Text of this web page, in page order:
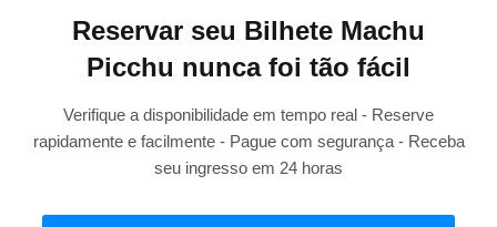
Reservar seu Bilhete Machu
Picchu nunca foi tão fácil
Verifique a disponibilidade em tempo real - Reserve
rapidamente e facilmente - Pague com segurança - Receba
seu ingresso em 24 horas